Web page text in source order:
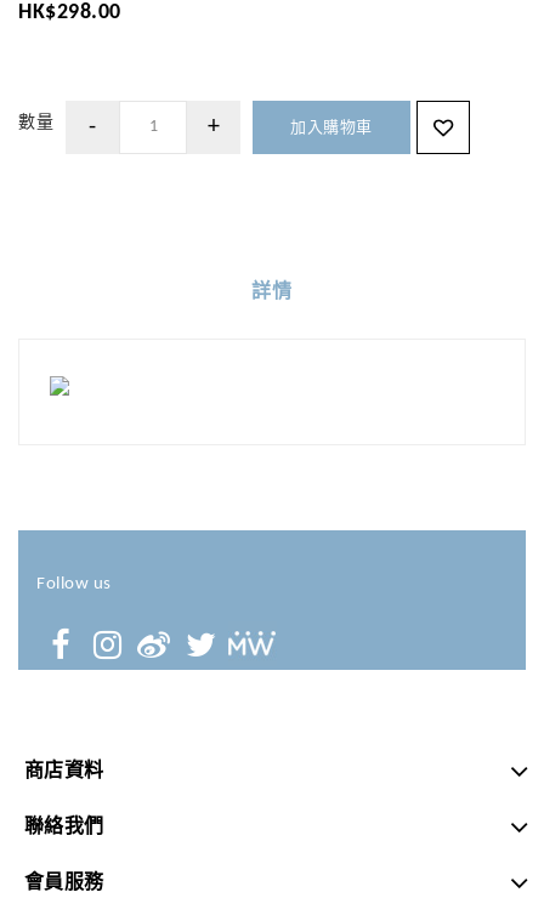
HK$298.00
數量 加入購物車
詳情
Follow us
商店資料
聯絡我們
會員服務